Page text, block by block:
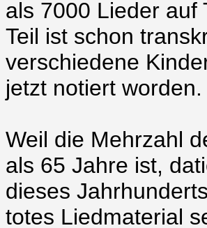
als 7000 Lieder auf
Teil ist schon
verschiedene
jetzt notiert worden.
Weil die Mehrzahl
als 65 Jahre ist,
dieses
totes Liedmaterial